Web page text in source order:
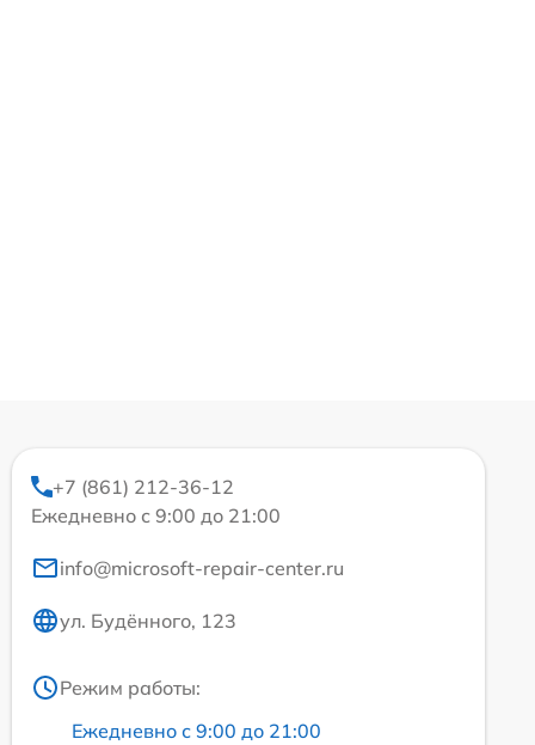
+7 (861) 212-36-12
Ежедневно с 9:00 до 21:00
info@microsoft-repair-center.ru
ул. Будённого, 123
Режим работы:
Ежедневно с 9:00 до 21:00